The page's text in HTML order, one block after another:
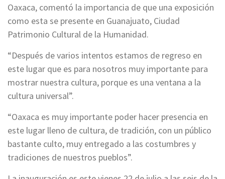
Oaxaca, comentó la importancia de que una exposición
como esta se presente en Guanajuato, Ciudad
Patrimonio Cultural de la Humanidad.
“Después de varios intentos estamos de regreso en
este lugar que es para nosotros muy importante para
mostrar nuestra cultura, porque es una ventana a la
cultura universal”.
“Oaxaca es muy importante poder hacer presencia en
este lugar lleno de cultura, de tradición, con un público
bastante culto, muy entregado a las costumbres y
tradiciones de nuestros pueblos”.